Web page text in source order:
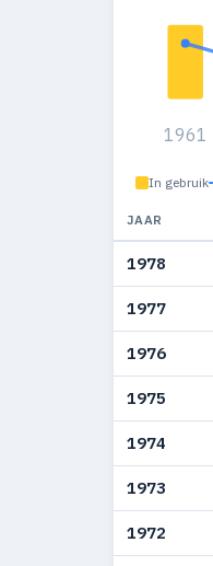
1961
In gebruik
JAAR
1978
1977
1976
1975
1974
1973
1972